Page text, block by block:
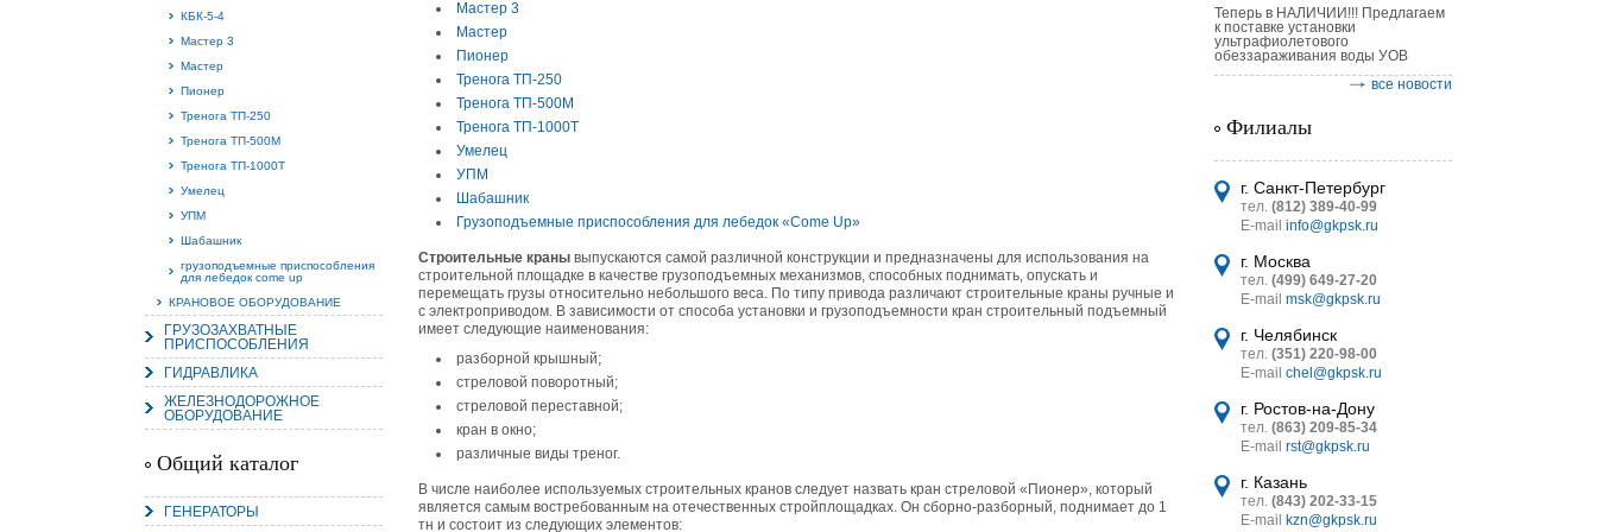
КБК-5-4
Мастер 3
Мастер
Пионер
Тренога ТП-250
Тренога ТП-500М
Тренога ТП-1000Т
Умелец
УПМ
Шабашник
грузоподъемные приспособления
для лебедок come up
КРАНОВОЕ ОБОРУДОВАНИЕ
ГРУЗОЗАХВАТНЫЕ
ПРИСПОСОБЛЕНИЯ
ГИДРАВЛИКА
ЖЕЛЕЗНОДОРОЖНОЕ
ОБОРУДОВАНИЕ
Общий каталог
ГЕНЕРАТОРЫ
https://www.1nasos.ru/vodosnabzhenie-otoplenie/calpeda-mxh-203e
Ручные насосы НБУ без торговой наценки!
правилам и нормам.
Распродажа подъемного оборудования BRANO и насосов ИРТЫШ
Оборудование в наличии на складе!!! Цены фиксированы!
03.03.2017
Акция на Пневмонагнетатель ТОПОЛЬ 300 ТРАНСМИКС и Растворосмеситель
Цены на
снижены!
Товар имеется в наличии на складе.
28.02.2017
Наклонный подъемник Minor Escalera по цене 2014 года
Стоимость 260 000 руб!
Мастер 3
Мастер
Пионер
Тренога ТП-250
Тренога ТП-500М
Тренога ТП-1000Т
Умелец
УПМ
Шабашник
Грузоподъемные приспособления для лебедок «Come Up»
Строительные краны выпускаются самой различной конструкции и предназначены для использования на
строительной площадке в качестве грузоподъемных механизмов, способных поднимать, опускать и
перемещать грузы относительно небольшого веса. По типу привода различают строительные краны ручные и
с электроприводом. В зависимости от способа установки и грузоподъемности кран строительный подъемный
имеет следующие наименования:
разборной крышный;
стреловой поворотный;
стреловой переставной;
кран в окно;
различные виды треног.
В числе наиболее используемых строительных кранов следует назвать кран стреловой «Пионер», который
является самым востребованным на отечественных стройплощадках. Он сборно-разборный, поднимает до 1
тн и состоит из следующих элементов:
Теперь в НАЛИЧИИ!!! Предлагаем
к поставке установки
ультрафиолетового
обеззараживания воды УОВ
все новости
Филиалы
г. Санкт-Петербург
тел. (812) 389-40-99
E-mail info@gkpsk.ru
г. Москва
тел. (499) 649-27-20
E-mail msk@gkpsk.ru
г. Челябинск
тел. (351) 220-98-00
E-mail chel@gkpsk.ru
г. Ростов-на-Дону
тел. (863) 209-85-34
E-mail rst@gkpsk.ru
г. Казань
тел. (843) 202-33-15
E-mail
kzn@gkpsk.ru